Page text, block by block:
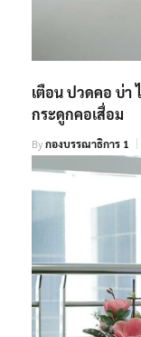
เตือน ปวดคอ บ่า
กระดูกคอเสื่อม
Byกองบรรณาธิการ 1